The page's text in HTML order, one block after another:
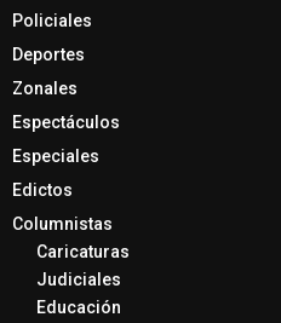
Policiales
Deportes
Zonales
Espectáculos
Especiales
Edictos
Columnistas
Caricaturas
Judiciales
Educación